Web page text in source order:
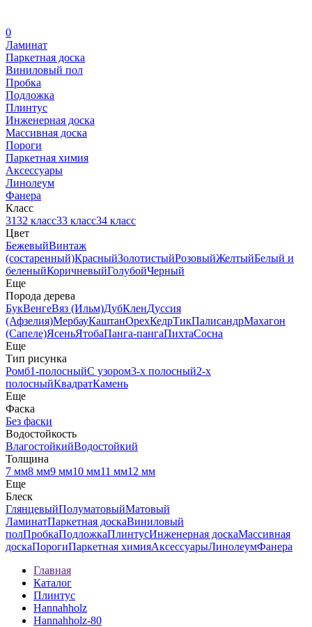
0
Ламинат
Паркетная доска
Виниловый пол
Пробка
Подложка
Плинтус
Инженерная доска
Массивная доска
Пороги
Паркетная химия
Аксессуары
Линолеум
Фанера
Класс
3132 класс33 класс34 класс
Цвет
БежевыйВинтаж
(состаренный)КрасныйЗолотистыйРозовыйЖелтыйБелый и
беленыйКоричневыйГолубойЧерный
Еще
Порода дерева
БукВенгеВяз (Ильм)ДубКленДуссия
(Афзелия)МербауКаштанОрехКедрТикПалисандрМахагон
(Сапеле)ЯсеньЯтобаПанга-пангаПихтаСосна
Еще
Тип рисунка
Ромб1-полосныйС узором3-х полосный2-х
полосныйКвадратКамень
Еще
Фаска
Без фаски
Водостойкость
ВлагостойкийВодостойкий
Толщина
7 мм8 мм9 мм10 мм11 мм12 мм
Еще
Блеск
ГлянцевыйПолуматовыйМатовый
ЛаминатПаркетная доскаВиниловый
полПробкаПодложкаПлинтусИнженерная доскаМассивная
доскаПорогиПаркетная химияАксессуарыЛинолеумФанера
Главная
Каталог
Плинтус
Hannahholz
Hannahholz-80